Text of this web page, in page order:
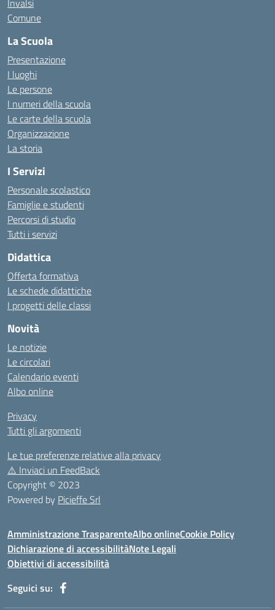
Invalsi
Comune
La Scuola
Presentazione
I luoghi
Le persone
I numeri della scuola
Le carte della scuola
Organizzazione
La storia
I Servizi
Personale scolastico
Famiglie e studenti
Percorsi di studio
Tutti i servizi
Didattica
Offerta formativa
Le schede didattiche
I progetti delle classi
Novità
Le notizie
Le circolari
Calendario eventi
Albo online
Privacy
Tutti gli argomenti
Le tue preferenze relative alla privacy
⚠️ Inviaci un FeedBack
Copyright © 2023
Powered by Picieffe Srl
Amministrazione TrasparenteAlbo onlineCookie Policy
Dichiarazione di accessibilitàNote Legali
Obiettivi di accessibilità
Seguici su: